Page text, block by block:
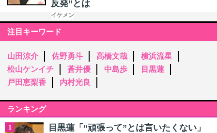
反発”とは
イケメン
注目キーワード
山田涼介 佐野勇斗 高橋文哉
横浜流星
松山ケンイチ
蒼井優 中島歩
目黒蓮
戸田恵梨香
内村光良
ランキング
1
目黒蓮「“頑張って”とは言いたくない」